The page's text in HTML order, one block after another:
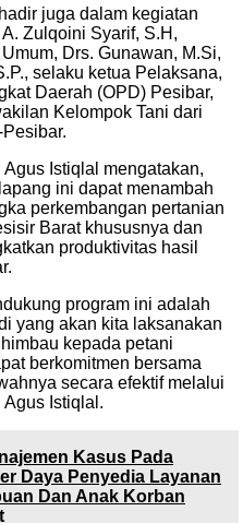
juga dalam kegiatan
Zulqoini Syarif, S.H,
Drs. Gunawan, M.Si,
selaku ketua Pelaksana,
Daerah (OPD) Pesibar,
Kelompok Tani dari
Istiqlal mengatakan,
ini dapat menambah
perkembangan pertanian
Barat khususnya dan
produktivitas hasil
program ini adalah
yang akan kita laksanakan
kepada petani
berkomitmen bersama
secara efektif melalui
Agus Istiqlal.
Kasus Pada
Daya Penyedia Layanan
Dan Anak Korban